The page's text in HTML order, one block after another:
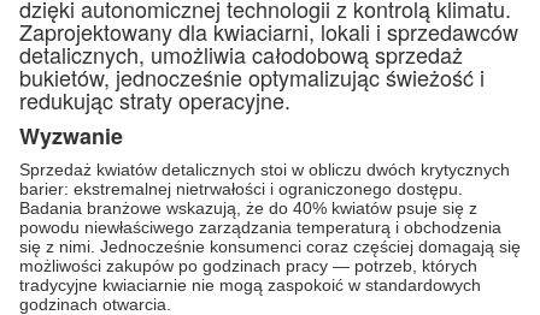
dzięki autonomicznej technologii z kontrolą klimatu.
Zaprojektowany dla kwiaciarni, lokali i sprzedawców
detalicznych, umożliwia całodobową sprzedaż
bukietów, jednocześnie optymalizując świeżość i
redukując straty operacyjne.
Wyzwanie
Sprzedaż kwiatów detalicznych stoi w obliczu dwóch krytycznych
barier: ekstremalnej nietrwałości i ograniczonego dostępu.
Badania branżowe wskazują, że do 40% kwiatów psuje się z
powodu niewłaściwego zarządzania temperaturą i obchodzenia
się z nimi. Jednocześnie konsumenci coraz częściej domagają się
możliwości zakupów po godzinach pracy — potrzeb, których
tradycyjne kwiaciarnie nie mogą zaspokoić w standardowych
godzinach otwarcia.